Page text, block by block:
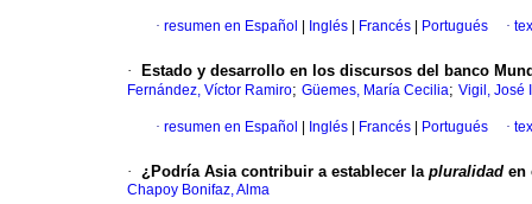
· resumen en Español Inglés Francés Portugués ·
· Estado y desarrollo en los discursos del banco
Fernández, Víctor Ramiro; Güemes, María Cecilia; Vigil, José
· resumen en Español Inglés Francés Portugués ·
· ¿Podría Asia contribuir a establecer la pluralidad en
Chapoy Bonifaz, Alma